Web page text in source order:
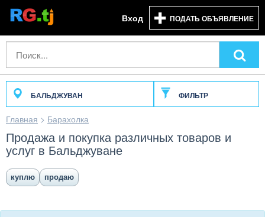
Вход ПОДАТЬ ОБЪЯВЛЕНИЕ
БАЛЬДЖУВАН ФИЛЬТР
Главная > Барахолка
Продажа и покупка различных товаров и
услуг в Бальджуване
куплю продаю